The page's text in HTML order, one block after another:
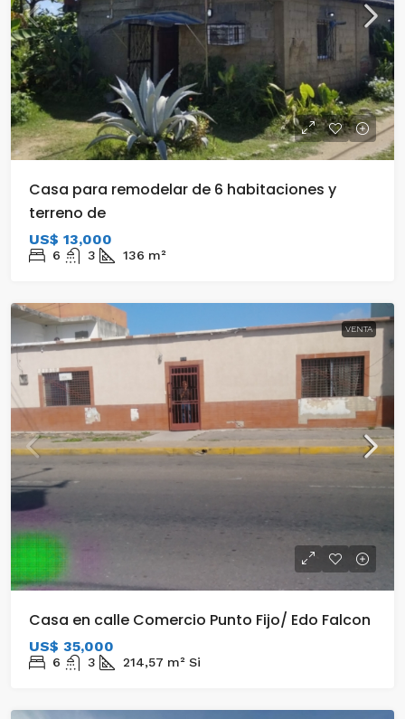
Casa para remodelar de 6 habitaciones y
terreno de
US$ 13,000
6 3 136 m²
VENTA
Casa en calle Comercio Punto Fijo/ Edo Falcon
US$ 35,000
6 3 214,57 m² Si